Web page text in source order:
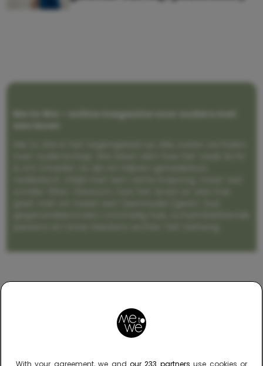
With your agreement, we and our 233 partners use cookies or
Me to We – online magazine voor ouders met